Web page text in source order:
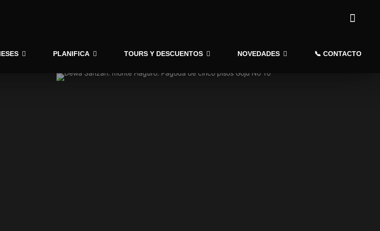
PLANIFICA TOURS Y DESCUENTOS NOVEDADES 📞 CONTACTO